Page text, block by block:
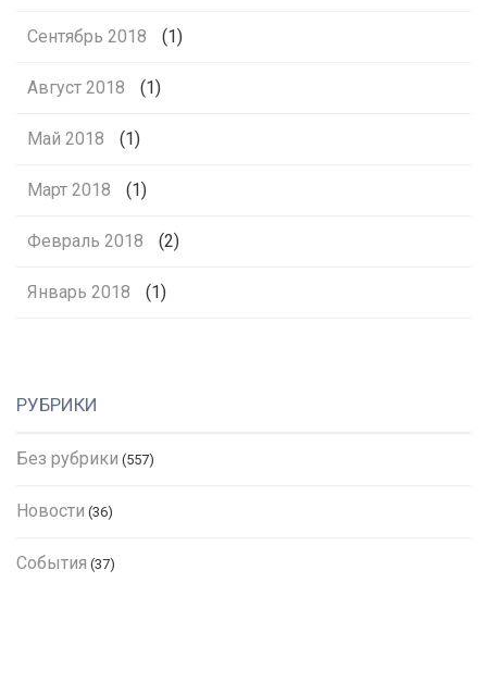
Сентябрь 2018 (1)
Август 2018 (1)
Май 2018 (1)
Март 2018 (1)
Февраль 2018 (2)
Январь 2018 (1)
РУБРИКИ
Без рубрики (557)
Новости (36)
События (37)